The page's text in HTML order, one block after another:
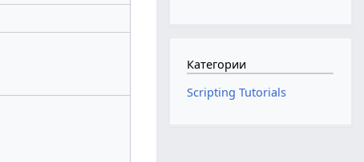
Категории
Scripting Tutorials